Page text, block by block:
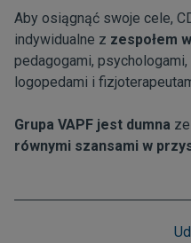
Aby osiągnąć swoje cele,
indywidualne z zespołem
pedagogami,
logopedami i
Grupa VAPF jest dumna ze
równymi szansami w